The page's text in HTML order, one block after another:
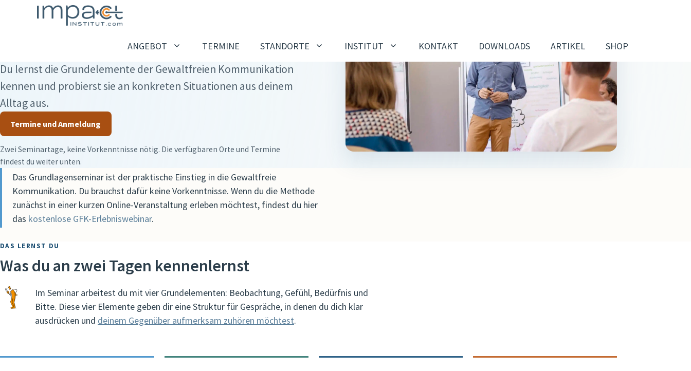
ANGEBOT
GFK SEMINARE
Kostenlose Angebote
Kostenloses GFK Webinar
GFK-Grundlagenseminar
GFK Vertiefungsseminare
GFK-Coachinggruppe
(Bildungsurlaub)
GFK AUSBILDUNGEN
Ausbildung
SYSTEMISCHES
KONSENSIEREN
Info Webinar Systemisches
Konsensieren
Entspannt Entscheidungen
INDIVIDUELLE ANGEBOTE
Seminare und Vorträge für
Teams & Führungskräfte
Coaching
TERMINE STANDORTE INSTITUT KONTAKT DOWNLOADS ARTIKEL SHOP
Zwei Tage zum Kennenlernen und Ausprobieren
GFK-Grundlagenseminar
Du lernst die Grundelemente der Gewaltfreien Kommunikation
kennen und probierst sie an konkreten Situationen aus deinem
Alltag aus.
Termine und Anmeldung
Zwei Seminartage, keine Vorkenntnisse nötig. Die verfügbaren Orte und Termine
findest du weiter unten.
Das Grundlagenseminar ist der praktische Einstieg in die Gewaltfreie
Kommunikation. Du brauchst dafür keine Vorkenntnisse. Wenn du die Methode
zunächst in einer kurzen Online-Veranstaltung erleben möchtest, findest du hier
das kostenlose GFK-Erlebniswebinar.
DAS LERNST DU
Was du an zwei Tagen kennenlernst
Im Seminar arbeitest du mit vier Grundelementen: Beobachtung, Gefühl, Bedürfnis und
Bitte. Diese vier Elemente geben dir eine Struktur für Gespräche, in denen du dich klar
ausdrücken und deinem Gegenüber aufmerksam zuhören möchtest.